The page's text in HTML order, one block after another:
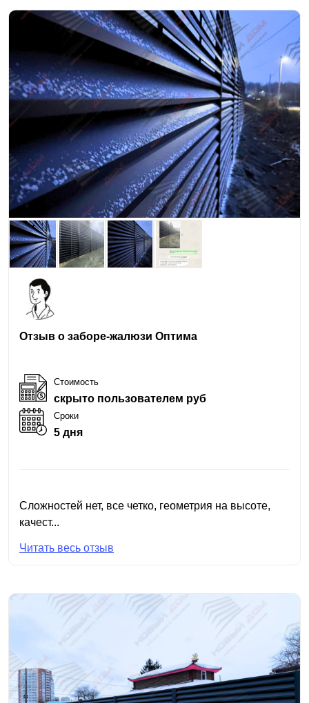
Отзыв о заборе-жалюзи Оптима
Стоимость
скрыто пользователем руб
Сроки
5 дня
Сложностей нет, все четко, геометрия на высоте,
качест...
Читать весь отзыв